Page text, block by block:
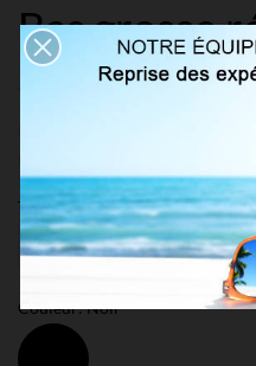
Bas grosse
autofixants
Taille: 1-2 (S)
Couleur: Noir